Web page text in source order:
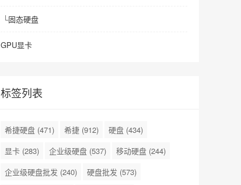
└固态硬盘
GPU显卡
标签列表
希捷硬盘 (471) 希捷 (912) 硬盘 (434)
显卡 (283) 企业级硬盘 (537) 移动硬盘 (244)
企业级硬盘批发 (240) 硬盘批发 (573)